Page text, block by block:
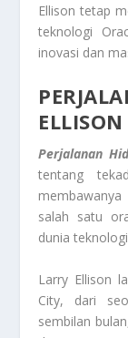
Ellison tetap
teknologi
inovasi dan
ELLISON
Perjalanan
tentang
salah satu
dunia
Larry Ellison
City, dari
sembilan